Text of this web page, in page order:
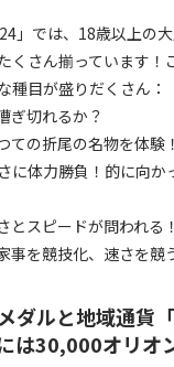
」では、18歳以上の
くさん揃っています！
種目が盛りだくさん：
ぎ切れるか？
ての折尾の名物を体験！
に体力勝負！的に向か
とスピードが問われる！
事を競技化、速さを競
ダルと地域通貨
は30,000オリオ